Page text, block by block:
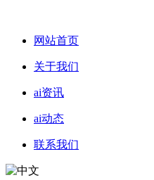
网站首页
关于我们
ai资讯
ai动态
联系我们